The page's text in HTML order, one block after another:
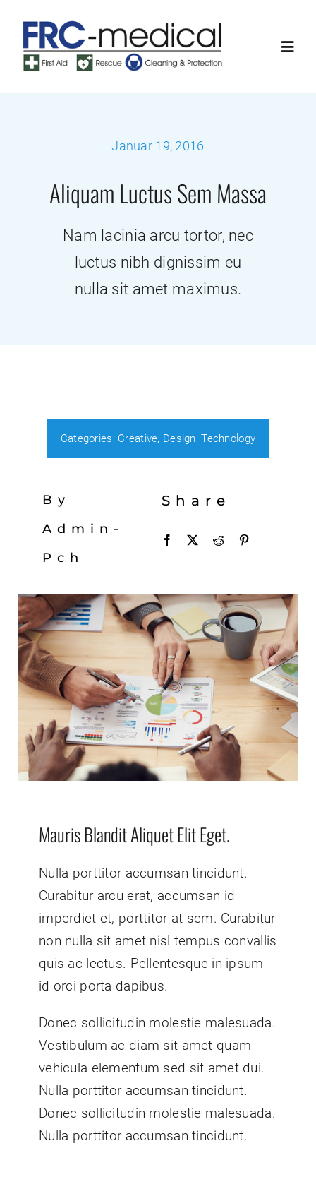
Inhalt
springen
Portfolio
Leistungen
Januar 19, 2016
Aliquam Luctus Sem Massa
Nam lacinia arcu tortor, nec
luctus nibh dignissim eu
nulla sit amet maximus.
Categories: Creative, Design,Technology
By
Admin-
Pch
Share
Mauris Blandit Aliquet Elit Eget.
Nulla porttitor accumsan tincidunt.
Curabitur arcu erat, accumsan id
imperdiet et, porttitor at sem. Curabitur
non nulla sit amet nisl tempus convallis
quis ac lectus. Pellentesque in ipsum
id orci porta dapibus.
Donec sollicitudin molestie malesuada.
Vestibulum ac diam sit amet quam
vehicula elementum sed sit amet dui.
Nulla porttitor accumsan tincidunt.
Donec sollicitudin molestie malesuada.
Nulla porttitor accumsan tincidunt.